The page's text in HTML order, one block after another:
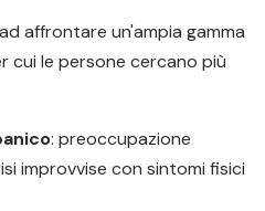
affrontare un'ampia gamma
cui le persone cercano più
: preoccupazione
improvvise con sintomi fisici